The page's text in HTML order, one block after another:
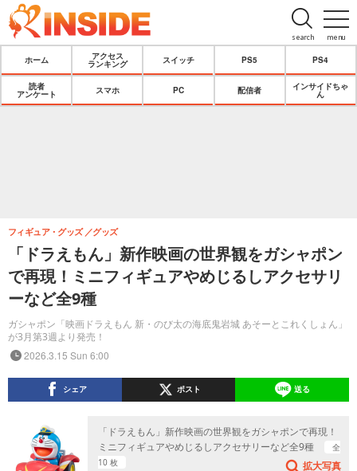
menu
search
ホーム
アクセス
ランキング
スイッチ PS5 PS4
読者
アンケート
スマホ PC 配信者
インサイドちゃ
ん
「ドラえもん」新作映画の世界観をガシャポン
で再現！ミニフィギュアやめじるしアクセサリ
ーなど全9種
ガシャポン「映画ドラえもん 新・のび太の海底鬼岩城 あそーとこれくしょん」
が3月第3週より発売！
フィギュア・グッズ グッズ
2026.3.15 Sun 6:00
シェア ポスト 送る
「ドラえもん」新作映画の世界観をガシャポンで再現！
ミニフィギュアやめじるしアクセサリーなど全9種
全
10 枚
拡大写真